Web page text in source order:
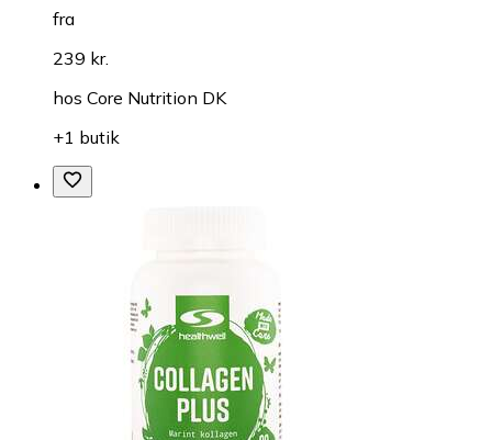
fra
239 kr.
hos Core Nutrition DK
+1 butik